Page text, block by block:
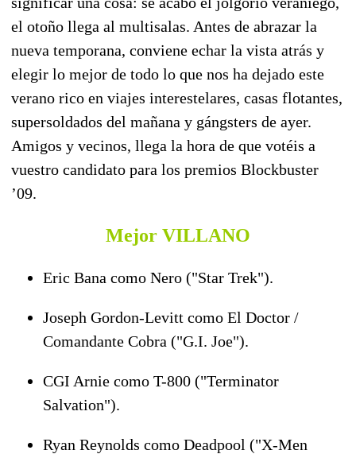
el otoño llega al multisalas. Antes de abrazar la
nueva temporana, conviene echar la vista atrás y
elegir lo mejor de todo lo que nos ha dejado este
verano rico en viajes interestelares, casas flotantes,
supersoldados del mañana y gángsters de ayer.
Amigos y vecinos, llega la hora de que votéis a
vuestro candidato para los premios Blockbuster
’09.
Mejor VILLANO
Eric Bana como Nero ("Star Trek").
Joseph Gordon-Levitt como El Doctor /
Comandante Cobra ("G.I. Joe").
CGI Arnie como T-800 ("Terminator
Salvation").
Ryan Reynolds como Deadpool ("X-Men